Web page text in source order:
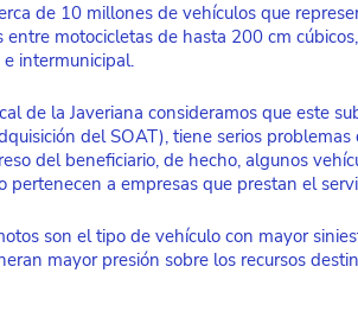
de 10 millones de vehículos que
motocicletas de hasta 200 cm
intermunicipal.
de la Javeriana consideramos que este
del SOAT), tiene serios
del beneficiario, de hecho, algunos
pertenecen a empresas que prestan el
son el tipo de vehículo con mayor
mayor presión sobre los recursos